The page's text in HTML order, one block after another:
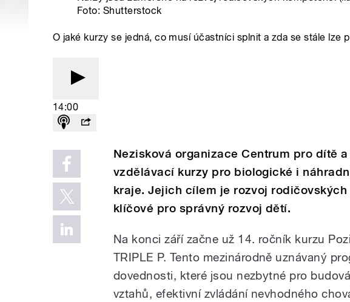
Foto: Shutterstock
O jaké kurzy se jedná, co musí účastníci splnit a zda se stále lze
14:00
Nezisková organizace Centrum pro dítě
vzdělávací kurzy pro biologické i
kraje. Jejich cílem je rozvoj
klíčové pro správný rozvoj dětí.
Na konci září začne už 14. ročník kurzu
TRIPLE P. Tento mezinárodně uznávaný
dovednosti, které jsou nezbytné pro
vztahů, efektivní zvládání nevhodného